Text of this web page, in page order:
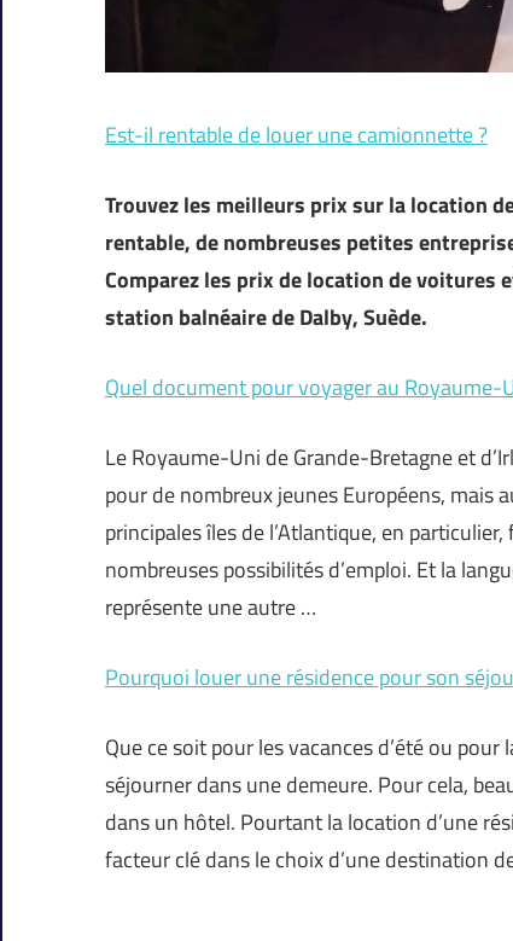
Est-il rentable de louer une camionnette ?
Trouvez les meilleurs prix sur la location
rentable, de nombreuses petites
Comparez les prix de location de
station balnéaire de Dalby, Suède.
Quel document pour voyager au Royaume-
Le Royaume-Uni de Grande-Bretagne et
pour de nombreux jeunes Européens, mais
principales îles de l’Atlantique, en
nombreuses possibilités d’emploi. Et la
représente une autre …
Pourquoi louer une résidence pour son
Que ce soit pour les vacances d’été ou
séjourner dans une demeure. Pour cela,
dans un hôtel. Pourtant la location d’une
facteur clé dans le choix d’une destination